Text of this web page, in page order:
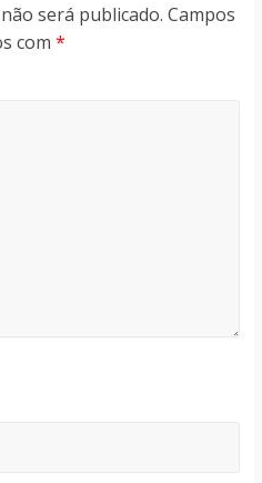
será publicado. Campos
com *